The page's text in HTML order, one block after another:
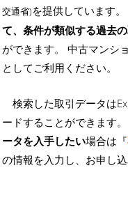
交通省)を提供しています。
て、条件が類似する過去
ができます。 中古マンシ
としてご利用ください。
検索した取引データは
ードすることができます。
ータを入手したい場合は『
の情報を入力し、お申し込